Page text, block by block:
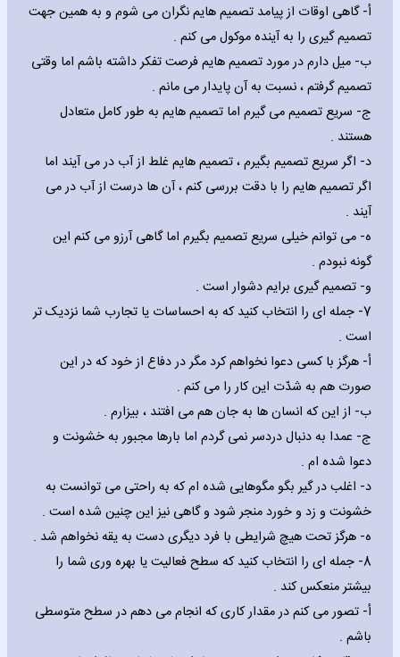
‌أ- گاهی اوقات از پیامد تصمیم هایم نگران می شوم و به همین جهت
تصمیم گیری را به آینده موکول می کنم .
‌ب- میل دارم در مورد تصمیم هایم فرصت تفکر داشته باشم اما وقتی
تصمیم گرفتم ، نسبت به آن پایدار می مانم .
‌ج- سریع تصمیم می گیرم اما تصمیم هایم به طور کامل متعادل
هستند .
‌د- اگر سریع تصمیم بگیرم ، تصمیم هایم غلط از آب در می آیند اما
اگر تصمیم هایم را با دقت بررسی کنم ، آن ها درست از آب در می
آیند .
‌ه- می توانم خیلی سریع تصمیم بگیرم اما گاهی آرزو می کنم این
گونه نبودم .
‌و- تصمیم گیری برایم دشوار است .
7- جمله ای را انتخاب کنید که به احساسات یا تجارب شما نزدیک تر
است .
‌أ- هرگز با کسی دعوا نخواهم کرد مگر در دفاع از خود که در این
صورت هم به شدّت این کار را می کنم .
‌ب- از این که انسان ها به جان هم می افتند ، بیزارم .
‌ج- عمدا به دنبال دردسر نمی گردم اما بارها مجبور به خشونت و
دعوا شده ام .
‌د- اغلب در گیر بگو مگوهایی شده ام که به راحتی می توانست به
خشونت و زد و خورد منجر شود و گاهی نیز این چنین شده است .
‌ه- هرگز تحت هیچ شرایطی با فرد دیگری دست به یقه نخواهم شد .
8- جمله ای را انتخاب کنید که سطح فعالیت یا بهره وری شما را
بیشتر منعکس کند .
‌أ- تصور می کنم در مقدار کاری که انجام می دهم در سطح متوسطی
باشم .